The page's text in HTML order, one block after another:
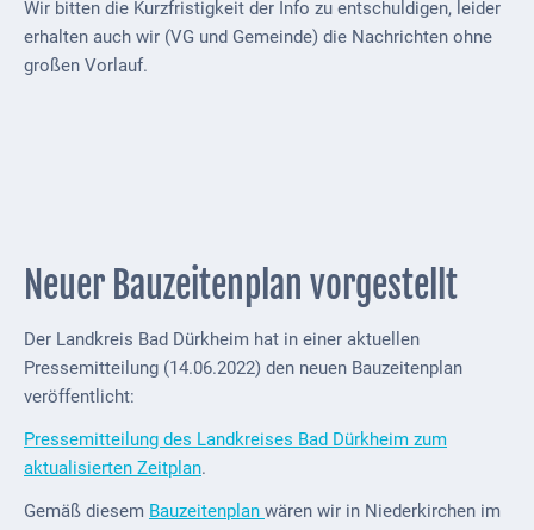
Wir bitten die Kurzfristigkeit der Info zu entschuldigen, leider
erhalten auch wir (VG und Gemeinde) die Nachrichten ohne
großen Vorlauf.
Neuer Bauzeitenplan vorgestellt
Der Landkreis Bad Dürkheim hat in einer aktuellen
Pressemitteilung (14.06.2022) den neuen Bauzeitenplan
veröffentlicht:
Pressemitteilung des Landkreises Bad Dürkheim zum
aktualisierten Zeitplan.
Gemäß diesem Bauzeitenplan wären wir in Niederkirchen im